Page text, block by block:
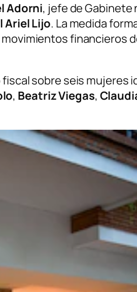
Adorni, jefe de Gabinete
Ariel Lijo. La medida
financieros
sobre seis mujeres
, Beatriz Viegas,